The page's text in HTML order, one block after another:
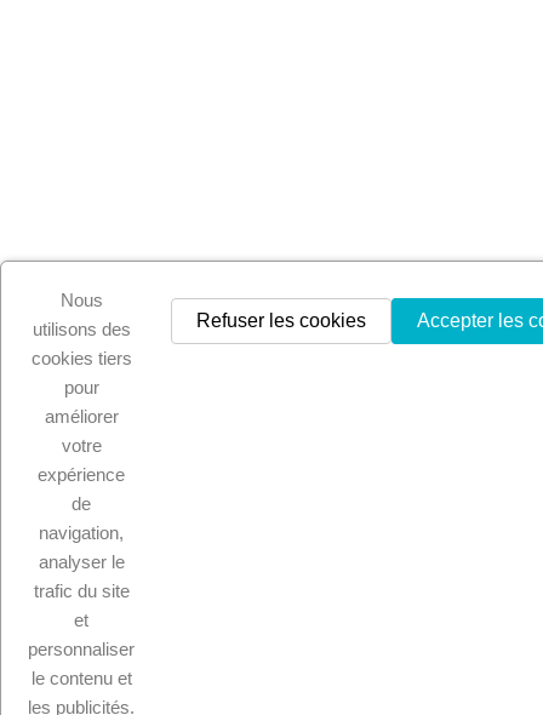
Nous
utilisons des
cookies tiers
pour
améliorer
votre
expérience
de
navigation,
analyser le
trafic du site
et
personnaliser
le contenu et
les publicités.
Accepter les
Refuser les cookies